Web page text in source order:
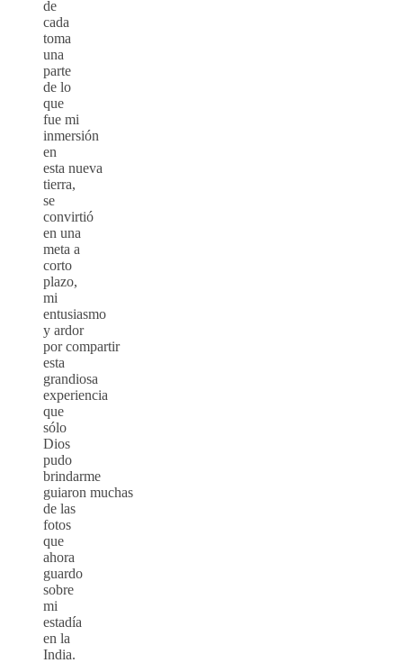
de
cada
toma
una
parte
de lo
que
fue mi
inmersión
en
esta nueva
tierra,
se
convirtió
en una
meta a
corto
plazo,
mi
entusiasmo
y ardor
por compartir
esta
grandiosa
experiencia
que
sólo
Dios
pudo
brindarme
guiaron muchas
de las
fotos
que
ahora
guardo
sobre
mi
estadía
en la
India.